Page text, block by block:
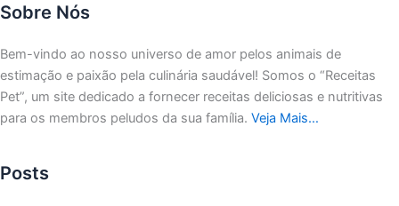
Sobre Nós
Bem-vindo ao nosso universo de amor pelos animais de
estimação e paixão pela culinária saudável! Somos o “Receitas
Pet”, um site dedicado a fornecer receitas deliciosas e nutritivas
para os membros peludos da sua família. Veja Mais…
Posts